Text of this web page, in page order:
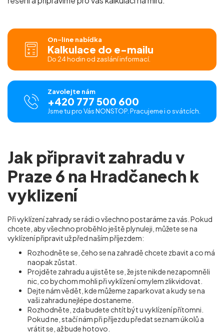
On-line nabídka
Kalkulace do e-mailu
Do 24 hodin od zaslání informací.
Zavolejte nám
+420 777 500 600
Jsme tu pro Vás NONSTOP. Pracujeme i o svátcích.
Jak připravit zahradu v
Praze 6 na Hradčanech k
vyklizení
Při vyklízení zahrady se rádi o všechno postaráme za vás. Pokud
chcete, aby všechno proběhlo ještě plynuleji, můžete se na
vyklízení připravit už před naším příjezdem:
Rozhodněte se, čeho se na zahradě chcete zbavit a co má
naopak zůstat.
Projděte zahradu a ujistěte se, že jste nikde nezapomněli
nic, co bychom mohli při vyklízení omylem zlikvidovat.
Dejte nám vědět, kde můžeme zaparkovat a kudy se na
vaši zahradu nejlépe dostaneme.
Rozhodněte, zda budete chtít být u vyklízení přítomni.
Pokud ne, stačí nám při příjezdu předat seznam úkolů a
vrátit se, až bude hotovo.